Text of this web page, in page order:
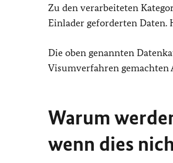
Zu den verarbeiteten
Einlader geforderten Daten.
Die oben genannten
Visumverfahren gemachten
Warum
wenn dies